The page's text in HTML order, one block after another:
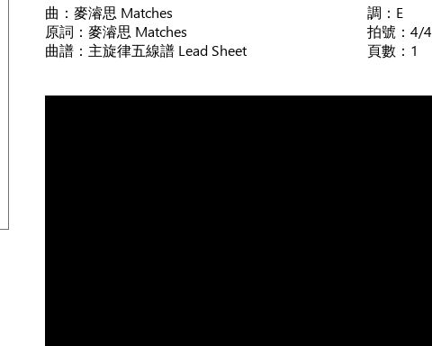
曲：麥濬思 Matches
原詞：麥濬思 Matches
曲譜：主旋律五線譜 Lead Sheet
調：E
拍號：4/4
頁數：1